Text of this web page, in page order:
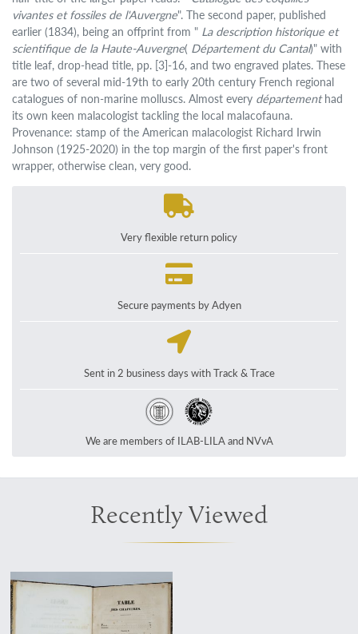
vivantes et fossiles de l'Auvergne". The second paper, published
earlier (1834), being an offprint from " La description historique et
scientifique de la Haute-Auvergne( Département du Cantal)" with
title leaf, drop-head title, pp. [3]-16, and two engraved plates. These
are two of several mid-19th to early 20th century French regional
catalogues of non-marine molluscs. Almost every départementhad
its own keen malacologist tackling the local malacofauna.
Provenance: stamp of the American malacologist Richard Irwin
Johnson (1925-2020) in the top margin of the first paper's front
wrapper, otherwise clean, very good.
Very flexible return policy
Secure payments by Adyen
Sent in 2 business days with Track & Trace
We are members of ILAB-LILA and NVvA
Recently Viewed